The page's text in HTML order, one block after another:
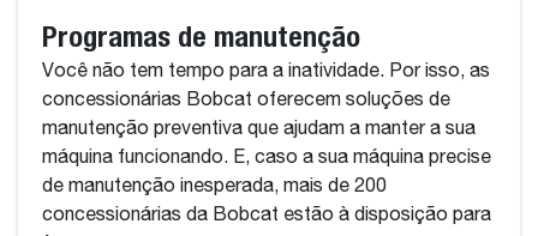
Programas de manutenção
Você não tem tempo para a inatividade. Por isso, as
concessionárias Bobcat oferecem soluções de
manutenção preventiva que ajudam a manter a sua
máquina funcionando. E, caso a sua máquina precise
de manutenção inesperada, mais de 200
concessionárias da Bobcat estão à disposição para